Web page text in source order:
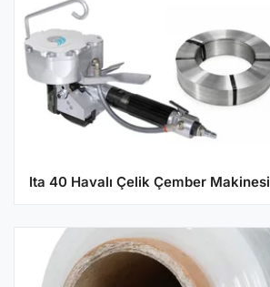
Ita 40 Havalı Çelik Çember Makinesi